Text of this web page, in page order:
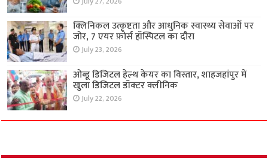
क्लिनिकल उत्कृष्टता और आधुनिक स्वास्थ्य सेवाओं पर
जोर, 7 एयर फ़ोर्स हॉस्पिटल का दौरा
July 23, 2026
ओब्डू डिजिटल हेल्थ केयर का विस्तार, शाहजहांपुर में
खुला डिजिटल डॉक्टर क्लीनिक
July 22, 2026